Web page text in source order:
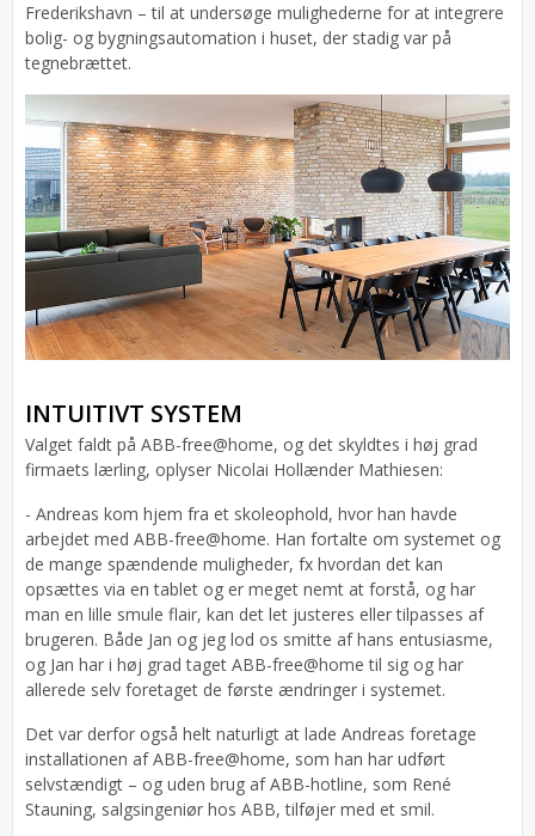
Frederikshavn – til at undersøge mulighederne for at integrere
bolig- og bygningsautomation i huset, der stadig var på
tegnebrættet.
INTUITIVT SYSTEM
Valget faldt på ABB-free@home, og det skyldtes i høj grad
firmaets lærling, oplyser Nicolai Hollænder Mathiesen:
- Andreas kom hjem fra et skoleophold, hvor han havde
arbejdet med ABB-free@home. Han fortalte om systemet og
de mange spændende muligheder, fx hvordan det kan
opsættes via en tablet og er meget nemt at forstå, og har
man en lille smule flair, kan det let justeres eller tilpasses af
brugeren. Både Jan og jeg lod os smitte af hans entusiasme,
og Jan har i høj grad taget ABB-free@home til sig og har
allerede selv foretaget de første ændringer i systemet.
Det var derfor også helt naturligt at lade Andreas foretage
installationen af ABB-free@home, som han har udført
selvstændigt – og uden brug af ABB-hotline, som René
Stauning, salgsingeniør hos ABB, tilføjer med et smil.